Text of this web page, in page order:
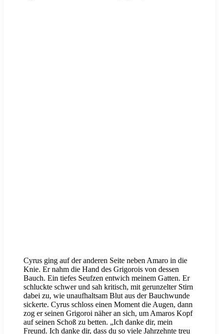
Cyrus ging auf der anderen Seite neben Amaro in die
Knie. Er nahm die Hand des Grigorois von dessen
Bauch. Ein tiefes Seufzen entwich meinem Gatten. Er
schluckte schwer und sah kritisch, mit gerunzelter Stirn
dabei zu, wie unaufhaltsam Blut aus der Bauchwunde
sickerte. Cyrus schloss einen Moment die Augen, dann
zog er seinen Grigoroi näher an sich, um Amaros Kopf
auf seinen Schoß zu betten. „Ich danke dir, mein
Freund. Ich danke dir, dass du so viele Jahrzehnte treu